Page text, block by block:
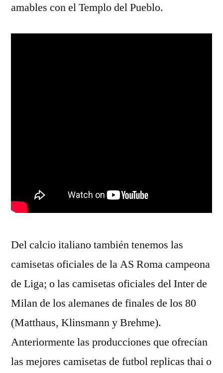
amables con el Templo del Pueblo.
Del calcio italiano también tenemos las
camisetas oficiales de la AS Roma campeona
de Liga; o las camisetas oficiales del Inter de
Milan de los alemanes de finales de los 80
(Matthaus, Klinsmann y Brehme).
Anteriormente las producciones que ofrecían
las mejores camisetas de futbol replicas thai o